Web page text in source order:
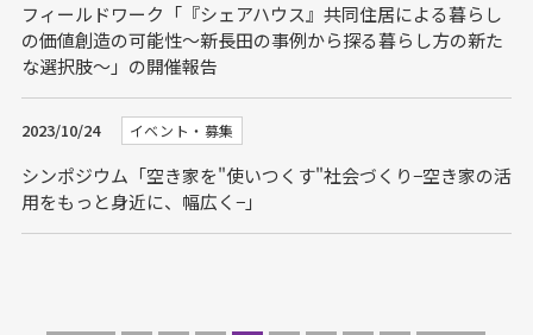
フィールドワーク「『シェアハウス』共同住居による暮らし
の価値創造の可能性～新長田の事例から探る暮らし方の新た
な選択肢～」の開催報告
2023/10/24 イベント・募集
シンポジウム「空き家を"使いつくす"社会づくり−空き家の活
用をもっと身近に、幅広く−」